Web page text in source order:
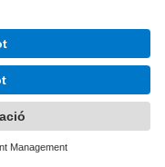
de la
els
el
el disseny de les